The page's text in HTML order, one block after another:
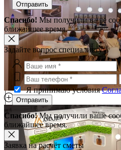
Отправить
Спасибо! Мы получили ваше
ближайшее время.
Задайте вопрос специалисту
Я принимаю условия
Отправить
Спасибо!Мы получили ваше
ближайшее время.
Заявка на расчёт сметы